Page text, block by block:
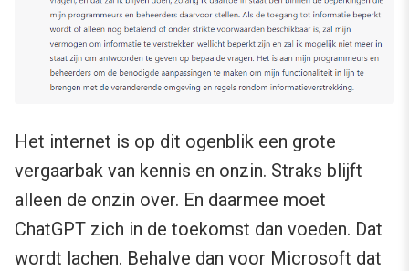
Het internet is op dit ogenblik een grote
vergaarbak van kennis en onzin. Straks blijft
alleen de onzin over. En daarmee moet
ChatGPT zich in de toekomst dan voeden. Dat
wordt lachen. Behalve dan voor Microsoft dat